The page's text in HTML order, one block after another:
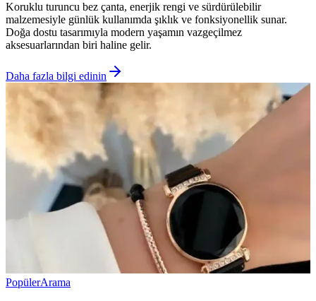
Koruklu turuncu bez çanta, enerjik rengi ve sürdürülebilir
malzemesiyle günlük kullanımda şıklık ve fonksiyonellik sunar.
Doğa dostu tasarımıyla modern yaşamın vazgeçilmez
aksesuarlarından biri haline gelir.
Daha fazla bilgi edinin
PopülerArama